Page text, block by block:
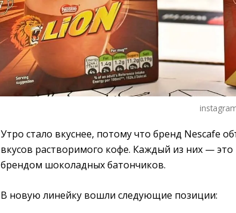
Утро стало вкуснее, потому что бренд Nescafe
вкусов растворимого кофе. Каждый из них —
брендом шоколадных батончиков.
В новую линейку вошли следующие позиции: